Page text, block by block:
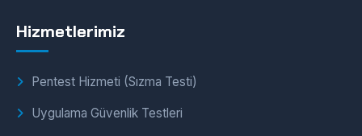
Hizmetlerimiz
Pentest Hizmeti (Sızma Testi)
Uygulama Güvenlik Testleri